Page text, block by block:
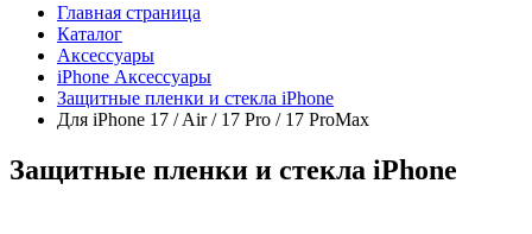
Главная страница
Каталог
Аксессуары
iPhone Аксессуары
Защитные пленки и стекла iPhone
Для iPhone 17 / Air / 17 Pro / 17 ProMax
Защитные пленки и стекла iPhone